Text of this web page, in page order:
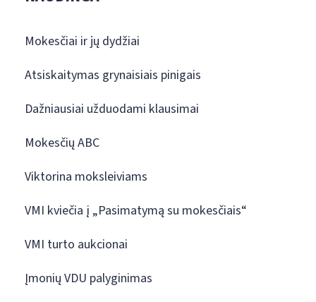
Mokesčiai ir jų dydžiai
Atsiskaitymas grynaisiais pinigais
Dažniausiai užduodami klausimai
Mokesčių ABC
Viktorina moksleiviams
VMI kviečia į „Pasimatymą su mokesčiais“
VMI turto aukcionai
Įmonių VDU palyginimas